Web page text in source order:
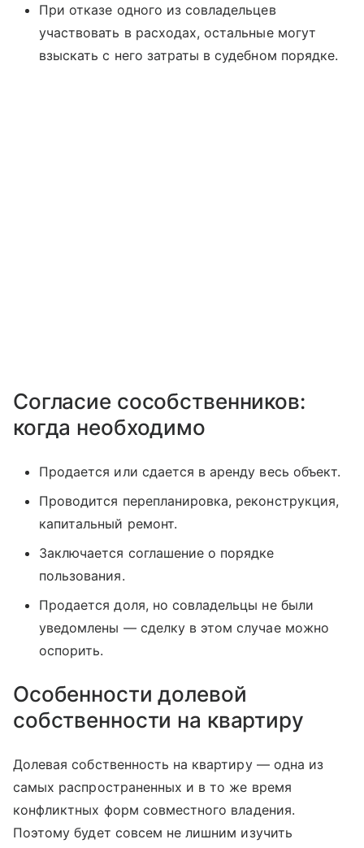
При отказе одного из совладельцев
участвовать в расходах, остальные могут
взыскать с него затраты в судебном порядке.
Согласие сособственников:
когда необходимо
Продается или сдается в аренду весь объект.
Проводится перепланировка, реконструкция,
капитальный ремонт.
Заключается соглашение о порядке
пользования.
Продается доля, но совладельцы не были
уведомлены — сделку в этом случае можно
оспорить.
Особенности долевой
собственности на квартиру
Долевая собственность на квартиру — одна из
самых распространенных и в то же время
конфликтных форм совместного владения.
Поэтому будет совсем не лишним изучить